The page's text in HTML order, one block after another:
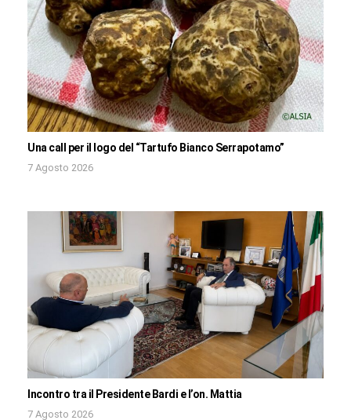
Una call per il logo del “Tartufo Bianco Serrapotamo”
7 Agosto 2026
Incontro tra il Presidente Bardi e l’on. Mattia
7 Agosto 2026